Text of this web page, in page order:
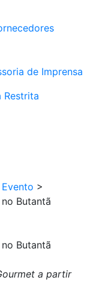
de Imprensa
Restrita
Evento >
Butantã
Butantã
a partir